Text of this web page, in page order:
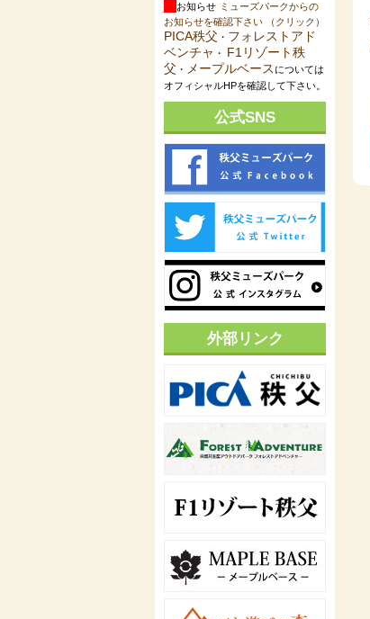
お知らせ ミューズパークからの
お知らせを確認下さい （クリック）
PICA秩父 ・ フォレストアド
ベンチャ ・ F1リゾート秩
父 ・ メープルベース については
オフィシャルHPを確認して下さい。
公式SNS
外部リンク